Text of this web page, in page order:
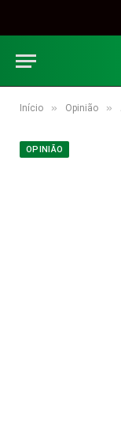
Início » Opinião »
OPINIÃO